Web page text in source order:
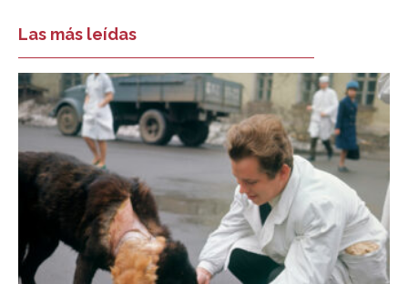
Las más leídas